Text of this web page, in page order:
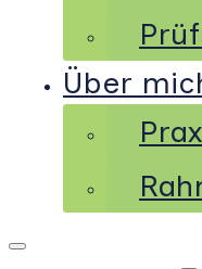
Über